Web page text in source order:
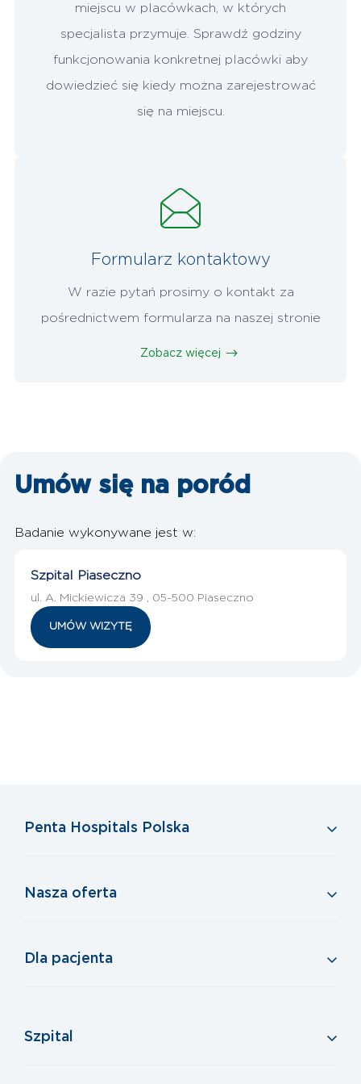
miejscu w placówkach, w których
specjalista przymuje. Sprawdź godziny
funkcjonowania konkretnej placówki aby
dowiedzieć się kiedy można zarejestrować
się na miejscu.
Formularz kontaktowy
W razie pytań prosimy o kontakt za
pośrednictwem formularza na naszej stronie
Zobacz więcej
Umów się na poród
Badanie wykonywane jest w:
Szpital Piaseczno
ul. A. Mickiewicza 39 , 05-500 Piaseczno
UMÓW WIZYTĘ
Penta Hospitals Polska
Nasza oferta
Dla pacjenta
Szpital